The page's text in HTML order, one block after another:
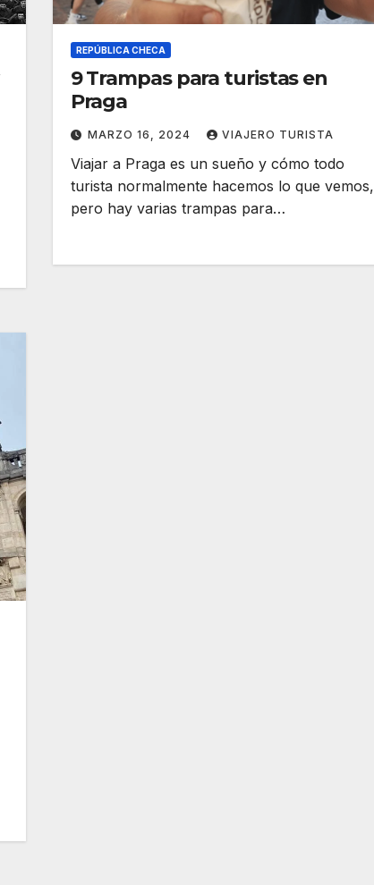
REPÚBLICA CHECA
9 Trampas para turistas en
Praga
MARZO 16, 2024 VIAJERO TURISTA
Viajar a Praga es un sueño y cómo todo
turista normalmente hacemos lo que vemos,
pero hay varias trampas para…